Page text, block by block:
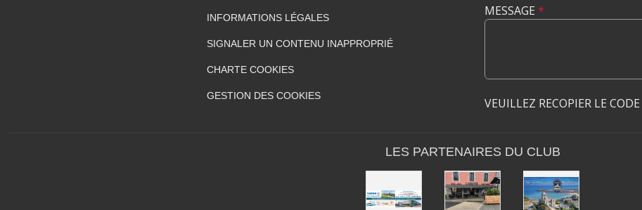
INFORMATIONS LÉGALES
SIGNALER UN CONTENU INAPPROPRIÉ
CHARTE COOKIES
GESTION DES COOKIES
MESSAGE *
VEUILLEZ RECOPIER LE CODE
LES PARTENAIRES DU CLUB